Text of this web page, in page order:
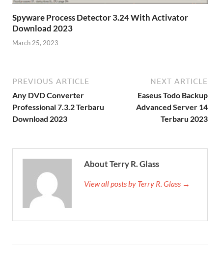
Spyware Process Detector 3.24 With Activator
Download 2023
March 25, 2023
PREVIOUS ARTICLE
Any DVD Converter
Professional 7.3.2 Terbaru
Download 2023
NEXT ARTICLE
Easeus Todo Backup
Advanced Server 14
Terbaru 2023
About Terry R. Glass
View all posts by Terry R. Glass →